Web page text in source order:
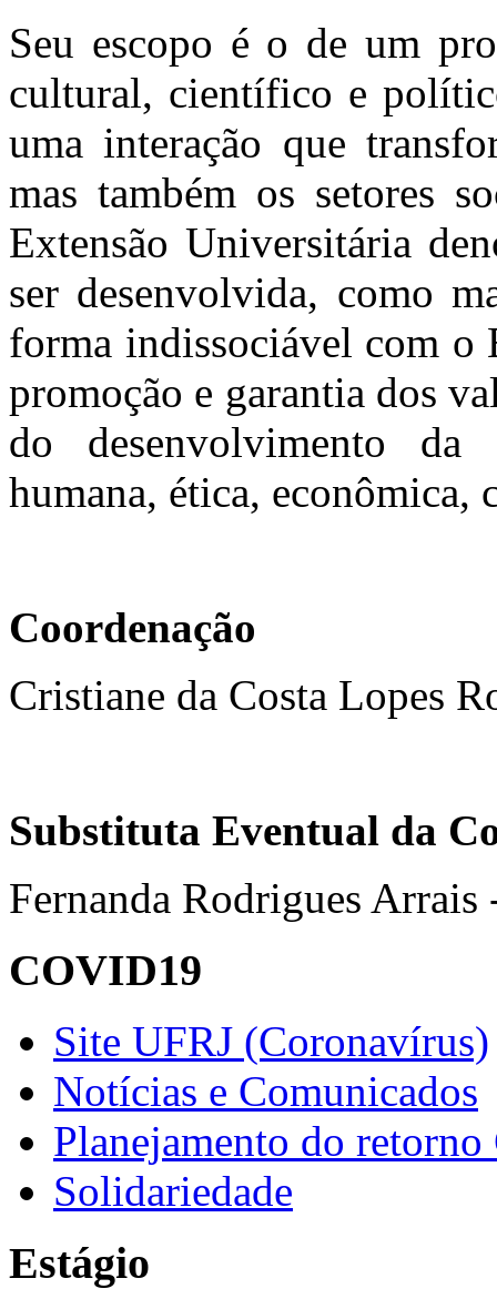
Seu escopo é o de um
cultural, científico e
uma interação que
mas também os setores
Extensão Universitária
ser desenvolvida, como
forma indissociável com o
promoção e garantia dos
do desenvolvimento da
humana, ética, econômica,
Coordenação
Cristiane da Costa Lopes
Substituta Eventual da
Fernanda Rodrigues
COVID19
Site UFRJ (Coronavírus)
Notícias e Comunicados
Planejamento do retorno
Solidariedade
Estágio